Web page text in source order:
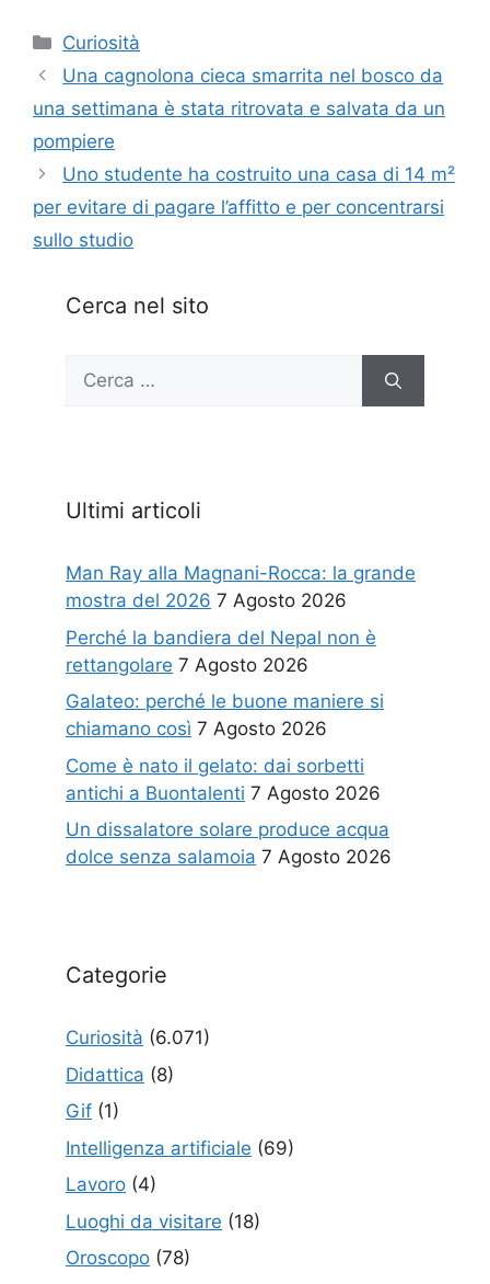
Categorie
Curiosità
Una cagnolona cieca smarrita nel bosco da
una settimana è stata ritrovata e salvata da un
pompiere
Uno studente ha costruito una casa di 14 m²
per evitare di pagare l’affitto e per concentrarsi
sullo studio
Cerca nel sito
Ricerca
Ultimi articoli
Man Ray alla Magnani-Rocca: la grande
mostra del 2026 7 Agosto 2026
Perché la bandiera del Nepal non è
rettangolare 7 Agosto 2026
Galateo: perché le buone maniere si
chiamano così 7 Agosto 2026
Come è nato il gelato: dai sorbetti
antichi a Buontalenti 7 Agosto 2026
Un dissalatore solare produce acqua
dolce senza salamoia 7 Agosto 2026
Categorie
Curiosità (6.071)
Didattica (8)
Gif (1)
Intelligenza artificiale (69)
Lavoro (4)
Luoghi da visitare (18)
Oroscopo (78)